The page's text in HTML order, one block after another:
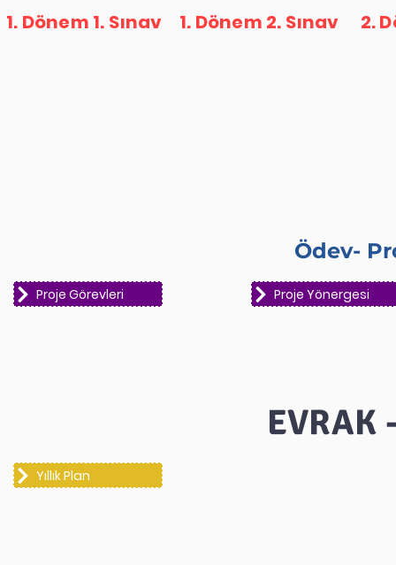
1. Dönem 1. Sınav 1. Dönem 2. Sınav 2.
Ödev-
Proje Görevleri Proje Yönergesi
EVRAK
Yıllık Plan